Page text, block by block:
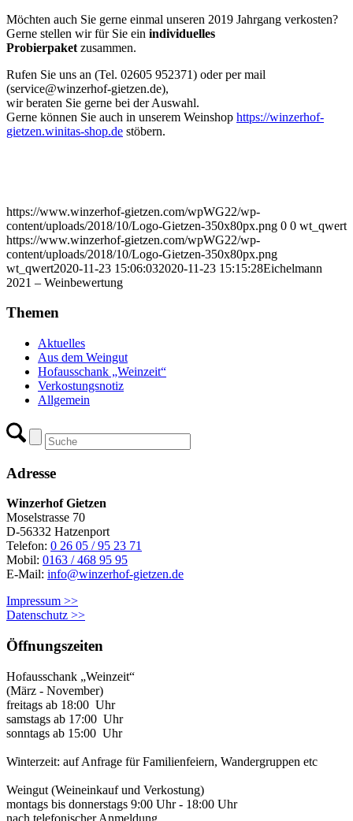
Möchten auch Sie gerne einmal unseren 2019 Jahrgang verkosten?
Gerne stellen wir für Sie ein individuelles
Probierpaket zusammen.
Rufen Sie uns an (Tel. 02605 952371) oder per mail
(service@winzerhof-gietzen.de),
wir beraten Sie gerne bei der Auswahl.
Gerne können Sie auch in unserem Weinshop https://winzerhof-
gietzen.winitas-shop.de stöbern.
https://www.winzerhof-gietzen.com/wpWG22/wp-
content/uploads/2018/10/Logo-Gietzen-350x80px.png 0 0 wt_qwert
https://www.winzerhof-gietzen.com/wpWG22/wp-
content/uploads/2018/10/Logo-Gietzen-350x80px.png
wt_qwert2020-11-23 15:06:032020-11-23 15:15:28Eichelmann
2021 – Weinbewertung
Themen
Aktuelles
Aus dem Weingut
Hofausschank „Weinzeit“
Verkostungsnotiz
Allgemein
Adresse
Winzerhof Gietzen
Moselstrasse 70
D-56332 Hatzenport
Telefon: 0 26 05 / 95 23 71
Mobil: 0163 / 468 95 95
E-Mail: info@winzerhof-gietzen.de
Impressum >>
Datenschutz >>
Öffnungszeiten
Hofausschank „Weinzeit“
(März - November)
freitags ab 18:00 Uhr
samstags ab 17:00 Uhr
sonntags ab 15:00 Uhr
Winterzeit: auf Anfrage für Familienfeiern, Wandergruppen etc
Weingut (Weineinkauf und Verkostung)
montags bis donnerstags 9:00 Uhr - 18:00 Uhr
nach telefonischer Anmeldung